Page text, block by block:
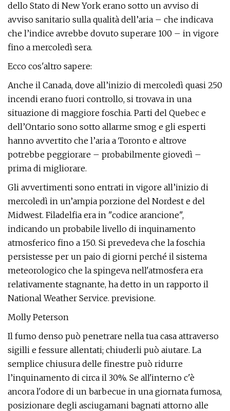
dello Stato di New York erano sotto un avviso di
avviso sanitario sulla qualità dell’aria – che indicava
che l’indice avrebbe dovuto superare 100 – in vigore
fino a mercoledì sera.
Ecco cos'altro sapere:
Anche il Canada, dove all’inizio di mercoledì quasi 250
incendi erano fuori controllo, si trovava in una
situazione di maggiore foschia. Parti del Quebec e
dell’Ontario sono sotto allarme smog e gli esperti
hanno avvertito che l’aria a Toronto e altrove
potrebbe peggiorare – probabilmente giovedì –
prima di migliorare.
Gli avvertimenti sono entrati in vigore all’inizio di
mercoledì in un’ampia porzione del Nordest e del
Midwest. Filadelfia era in "codice arancione",
indicando un probabile livello di inquinamento
atmosferico fino a 150. Si prevedeva che la foschia
persistesse per un paio di giorni perché il sistema
meteorologico che la spingeva nell'atmosfera era
relativamente stagnante, ha detto in un rapporto il
National Weather Service. previsione.
Molly Peterson
Il fumo denso può penetrare nella tua casa attraverso
sigilli e fessure allentati; chiuderli può aiutare. La
semplice chiusura delle finestre può ridurre
l’inquinamento di circa il 30%. Se all'interno c'è
ancora l'odore di un barbecue in una giornata fumosa,
posizionare degli asciugamani bagnati attorno alle